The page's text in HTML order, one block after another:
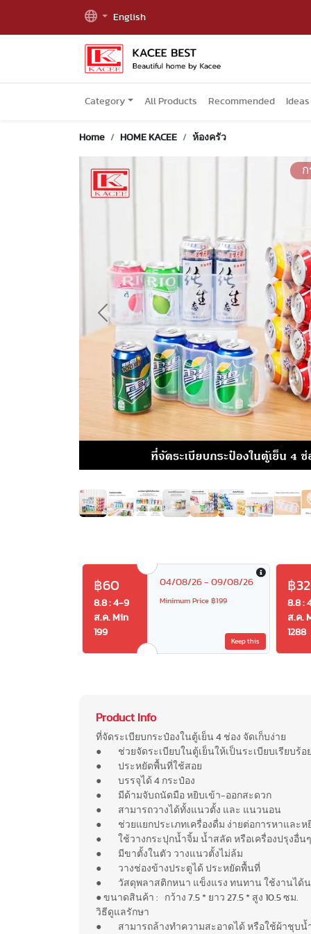
English
Category All Products Recommended Ideas
Home HOME KACEE ห้องครัว
ก
Previous
฿60
8.8 : 4-9
ส.ค. Min
199
04/08/26 - 09/08/26
Minimum Price ฿199
Keep this
฿
8.8 :
ส.ค.
1288
Product Info
ที่จัดระเบียบกระป๋องในตู้เย็น 4 ช่อง จัดเก็บง่าย
● ช่วยจัดระเบียบในตู้เย็นให้เป็นระเบียบเรียบร้อ
● ประหยัดพื้นที่ใช้สอย
● บรรจุได้ 4 กระป๋อง
● มีด้ามจับถนัดมือ หยิบเข้า-ออกสะดวก
● สามารถวางได้ทั้งแนวตั้ง และ แนวนอน
● ช่วยแยกประเภทเครื่องดื่ม ง่ายต่อการหาและห
● ใช้วางกระปุกน้ำจิ้ม น้ำสลัด หรือเครื่องปรุงอื่นๆ
● มีขาตั้งในตัว วางแนวตั้งไม่ล้ม
● วางช่องข้างประตูได้ ประหยัดพื้นที่
● วัสดุพลาสติกหนา แข็งแรง ทนทาน ใช้งานได้
● ขนาดสินค้า : กว้าง 7.5 * ยาว 27.5 * สูง 10.5 ซม.
วิธีดูแลรักษา
● สามารถล้างทำความสะอาดได้ หรือใช้ผ้าชุบน้